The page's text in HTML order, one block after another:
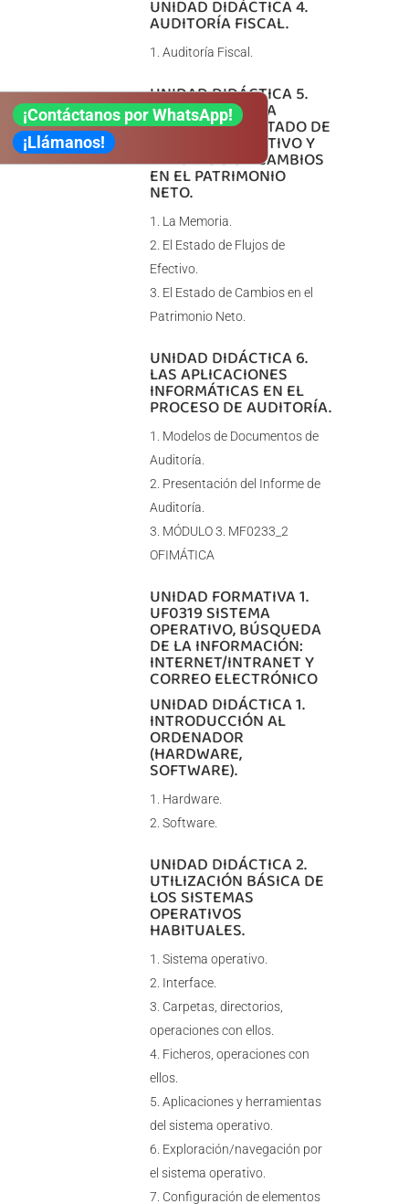
UNIDAD DIDÁCTICA 4.
AUDITORÍA FISCAL.
Auditoría Fiscal.
UNIDAD DIDÁCTICA 5.
AUDITORÍA DE LA
MEMORIA, EL ESTADO DE
FLUJOS DE EFECTIVO Y
EL ESTADO DE CAMBIOS
EN EL PATRIMONIO
NETO.
La Memoria.
El Estado de Flujos de
Efectivo.
El Estado de Cambios en el
Patrimonio Neto.
UNIDAD DIDÁCTICA 6.
LAS APLICACIONES
INFORMÁTICAS EN EL
PROCESO DE AUDITORÍA.
Modelos de Documentos de
Auditoría.
Presentación del Informe de
Auditoría.
MÓDULO 3. MF0233_2
OFIMÁTICA
UNIDAD FORMATIVA 1.
UF0319 SISTEMA
OPERATIVO, BÚSQUEDA
DE LA INFORMACIÓN:
INTERNET/INTRANET Y
CORREO ELECTRÓNICO
UNIDAD DIDÁCTICA 1.
INTRODUCCIÓN AL
ORDENADOR
(HARDWARE,
SOFTWARE).
Hardware.
Software.
UNIDAD DIDÁCTICA 2.
UTILIZACIÓN BÁSICA DE
LOS SISTEMAS
OPERATIVOS
HABITUALES.
Sistema operativo.
Interface.
Carpetas, directorios,
operaciones con ellos.
Ficheros, operaciones con
ellos.
Aplicaciones y herramientas
del sistema operativo.
Exploración/navegación por
el sistema operativo.
Configuración de elementos
¡Contáctanos por WhatsApp!
¡Llámanos!